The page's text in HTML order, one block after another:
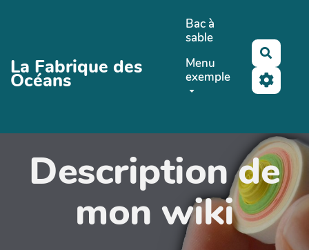
La Fabrique des
Océans
Bac à
sable
Menu
exemple
Description de
mon wiki